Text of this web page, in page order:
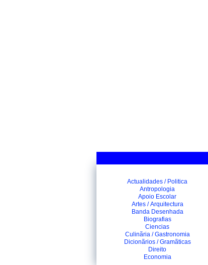
Actualidades / Politica
Antropologia
Apoio Escolar
Artes / Arquitectura
Banda Desenhada
Biografias
Ciencias
Culinãria / Gastronomia
Dicionãrios / Gramãticas
Direito
Economia